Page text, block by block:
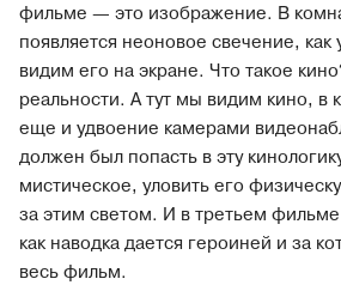
фильме — это изображение. В
появляется неоновое свечение,
видим его на экране. Что такое
реальности. А тут мы видим кино, в
еще и удвоение камерами
должен был попасть в эту
мистическое, уловить его
за этим светом. И в третьем фильме
как наводка дается героиней и за
весь фильм.